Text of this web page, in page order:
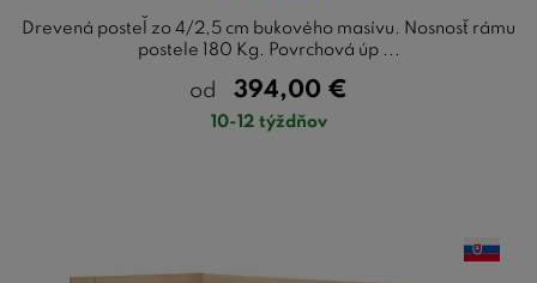
Drevená posteľ zo 4/2,5 cm bukového masívu. Nosnosť rámu
postele 180 Kg. Povrchová úp ...
od 394,00 €
10-12 týždňov